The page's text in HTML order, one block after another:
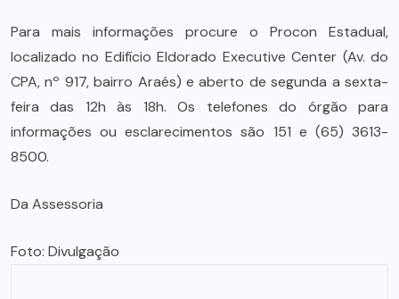
Para mais informações procure o Procon Estadual,
localizado no Edifício Eldorado Executive Center (Av. do
CPA, nº 917, bairro Araés) e aberto de segunda a sexta-
feira das 12h às 18h. Os telefones do órgão para
informações ou esclarecimentos são 151 e (65) 3613-
8500.
Da Assessoria
Foto: Divulgação